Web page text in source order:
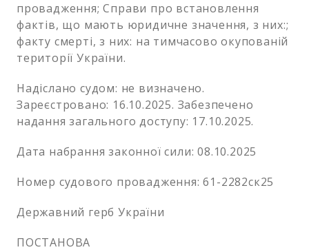
провадження; Справи про встановлення
фактів, що мають юридичне значення, з них:;
факту смерті, з них: на тимчасово окупованій
території України.
Надіслано судом: не визначено.
Зареєстровано: 16.10.2025. Забезпечено
надання загального доступу: 17.10.2025.
Дата набрання законної сили: 08.10.2025
Номер судового провадження: 61-2282ск25
Державний герб України
ПОСТАНОВА